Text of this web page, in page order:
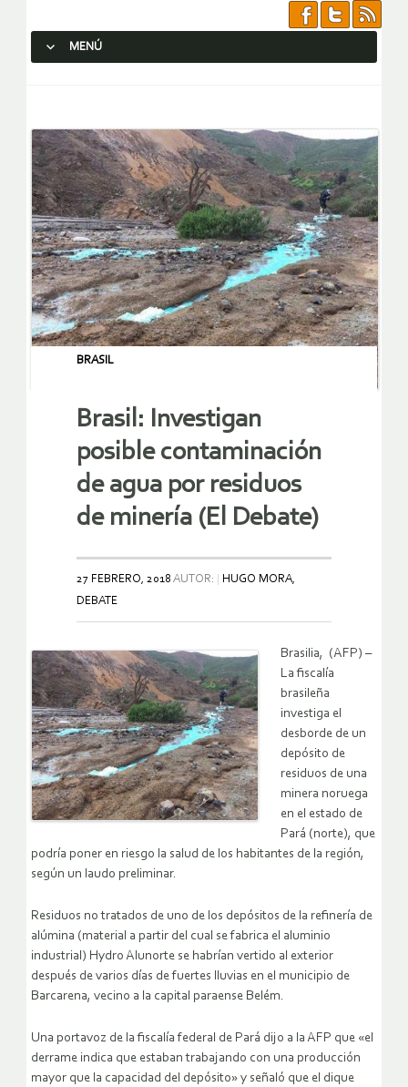
MENÚ
BRASIL
Brasil: Investigan
posible contaminación
de agua por residuos
de minería (El Debate)
27 FEBRERO, 2018 AUTOR:
HUGO MORA,
DEBATE
Brasilia, (AFP) –
La fiscalía
brasileña
investiga el
desborde de un
depósito de
residuos de una
minera noruega
en el estado de
Pará (norte), que
podría poner en riesgo la salud de los habitantes de la región,
según un laudo preliminar.
Residuos no tratados de uno de los depósitos de la refinería de
alúmina (material a partir del cual se fabrica el aluminio
industrial) Hydro Alunorte se habrían vertido al exterior
después de varios días de fuertes lluvias en el municipio de
Barcarena, vecino a la capital paraense Belém.
Una portavoz de la fiscalía federal de Pará dijo a la AFP que «el
derrame indica que estaban trabajando con una producción
mayor que la capacidad del depósito» y señaló que el dique